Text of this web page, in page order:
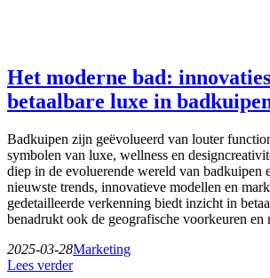
Het moderne bad:
betaalbare luxe in
Badkuipen zijn geëvolueerd van louter
symbolen van luxe, wellness en
diep in de evoluerende wereld van badkuipen
nieuwste trends, innovatieve modellen en
gedetailleerde verkenning biedt inzicht in
benadrukt ook de geografische voorkeuren en
2025-03-28Marketing
Lees verder